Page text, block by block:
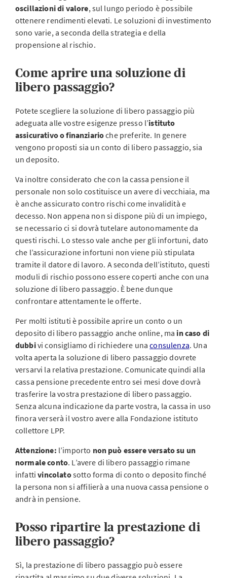
oscillazioni di valore, sul lungo periodo è possibile
ottenere rendimenti elevati. Le soluzioni di investimento
sono varie, a seconda della strategia e della
propensione al rischio.
Come aprire una soluzione di
libero passaggio?
Potete scegliere la soluzione di libero passaggio più
adeguata alle vostre esigenze presso l’istituto
assicurativo o finanziarioche preferite. In genere
vengono proposti sia un conto di libero passaggio, sia
un deposito.
Va inoltre considerato che con la cassa pensione il
personale non solo costituisce un avere di vecchiaia, ma
è anche assicurato contro rischi come invalidità e
decesso. Non appena non si dispone più di un impiego,
se necessario ci si dovrà tutelare autonomamente da
questi rischi. Lo stesso vale anche per gli infortuni, dato
che l’assicurazione infortuni non viene più stipulata
tramite il datore di lavoro. A seconda dell’istituto, questi
moduli di rischio possono essere coperti anche con una
soluzione di libero passaggio. È bene dunque
confrontare attentamente le offerte.
Per molti istituti è possibile aprire un conto o un
deposito di libero passaggio anche online, ma in caso di
dubbivi consigliamo di richiedere unaconsulenza. Una
volta aperta la soluzione di libero passaggio dovrete
versarvi la relativa prestazione. Comunicate quindi alla
cassa pensione precedente entro sei mesi dove dovrà
trasferire la vostra prestazione di libero passaggio.
Senza alcuna indicazione da parte vostra, la cassa in uso
finora verserà il vostro avere alla Fondazione istituto
collettore LPP.
Attenzione: l’importo non può essere versato su un
normale conto. L’avere di libero passaggio rimane
infattivincolatosotto forma di conto o deposito finché
la persona non si affilierà a una nuova cassa pensione o
andrà in pensione.
Posso ripartire la prestazione di
libero passaggio?
Sì, la prestazione di libero passaggio può essere